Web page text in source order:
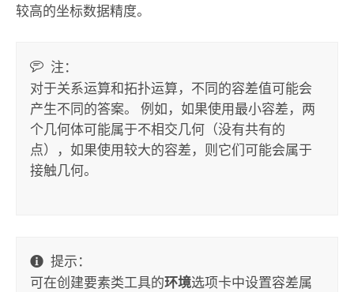
较高的坐标数据精度。
注：
对于关系运算和拓扑运算，不同的容差值可能会
产生不同的答案。 例如，如果使用最小容差，两
个几何体可能属于不相交几何（没有共有的
点），如果使用较大的容差，则它们可能会属于
接触几何。
提示：
可在创建要素类工具的环境选项卡中设置容差属